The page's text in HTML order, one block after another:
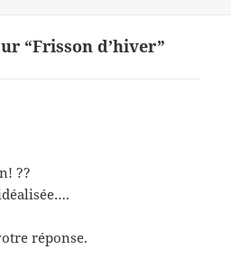
“Frisson d’hiver”
??
réponse.